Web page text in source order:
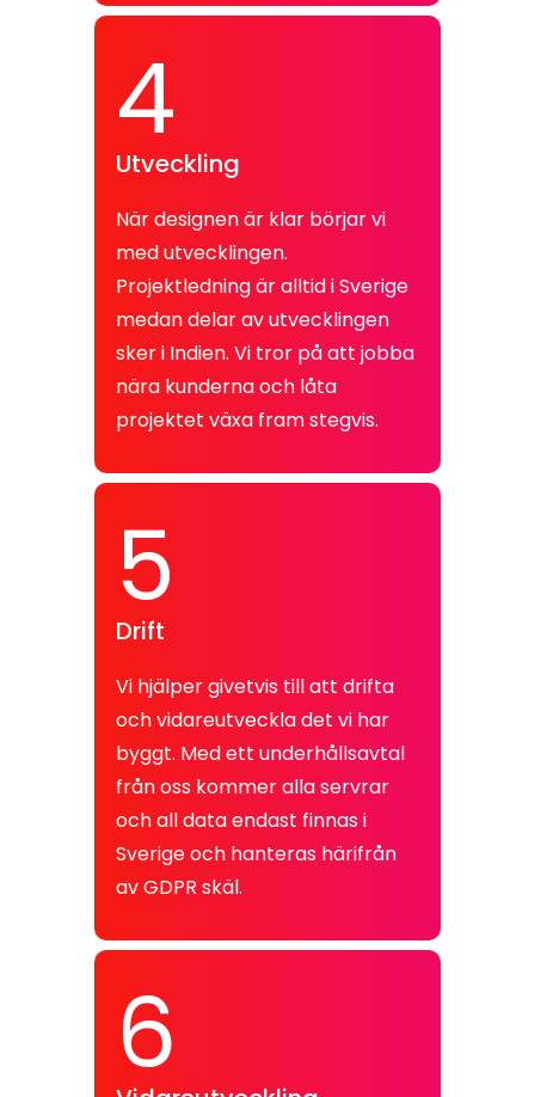
4
Utveckling
När designen är klar börjar vi
med utvecklingen.
Projektledning är alltid i Sverige
medan delar av utvecklingen
sker i Indien. Vi tror på att jobba
nära kunderna och låta
projektet växa fram stegvis.
5
Drift
Vi hjälper givetvis till att drifta
och vidareutveckla det vi har
byggt. Med ett underhållsavtal
från oss kommer alla servrar
och all data endast finnas i
Sverige och hanteras härifrån
av GDPR skäl.
6